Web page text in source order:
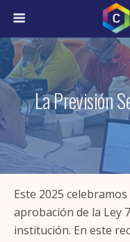
La Previsión
Este 2025
aprobación de la Ley
institución. En este